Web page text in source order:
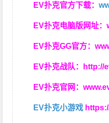
EV扑克官方下载：
EV扑克电脑版网址：
EV扑克GG官方：
EV扑克战队： http://
EV扑克官网：
EV扑克小游戏